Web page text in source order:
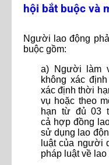
hội bắt buộc và
Người lao động
buộc gồm:
a) Người làm
không xác
xác định thời
vụ hoặc theo
hạn từ đủ 03
cả hợp đồng
sử dụng lao
luật của người
pháp luật về lao